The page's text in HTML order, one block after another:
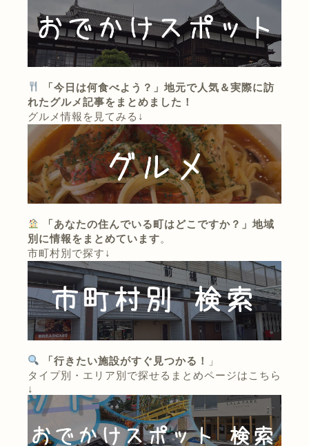
「今日は何食べよう？」地元で人気＆実際に訪
れたグルメ記事をまとめました！
グルメ情報を見てみる↓
「あなたの住んでいる町はどこですか？」地域
別に情報をまとめています。
市町村別で探す↓
「行きたい施設がすぐ見つかる！
」
タイプ別・エリア別で探せるまとめページはこちら
↓